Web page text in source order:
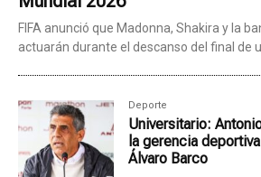
FIFA anunció que Madonna, Shakira y la
actuarán durante el descanso del final de
Deporte
Universitario:
la gerencia
Álvaro Barco